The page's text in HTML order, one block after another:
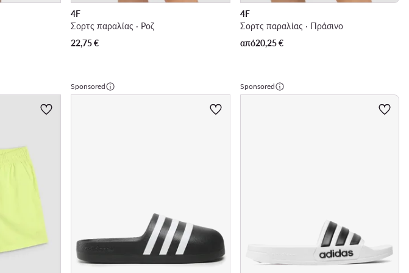
4F
Σορτς παραλίας · Ροζ
22,75€
4F
Σορτς παραλίας · Πράσινο
από20,25€
Sponsored Sponsored